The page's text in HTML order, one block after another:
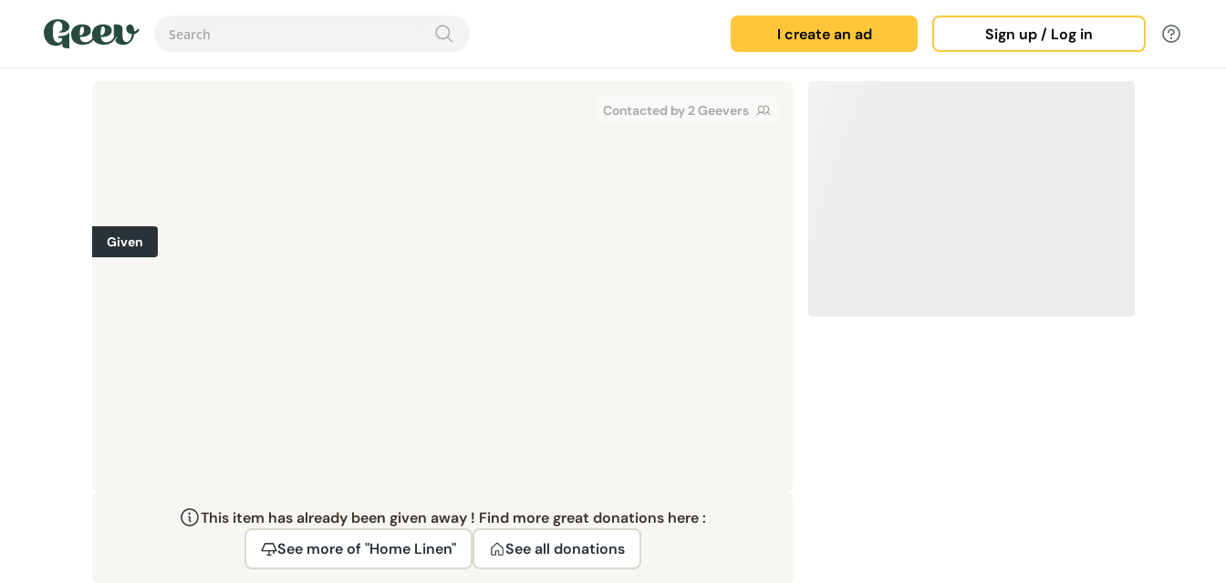
I create an ad Sign up / Log in
Contacted by 2 Geevers
Given
This item has already been given away ! Find more great donations here :
See more of "Home Linen"
See all donations